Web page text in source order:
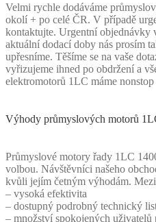
Velmi rychle dodáváme
okolí + po celé ČR. V případě
kontaktujte. Urgentní objednávky
aktuální dodací doby nás prosím
upřesníme. Těšíme se na vaše
vyřizujeme ihned po obdržení a
elektromotorů 1LC máme nonstop
Výhody průmyslových motorů
Průmyslové motory řady 1LC
volbou. Návštěvníci našeho
kvůli jejím četným výhodám.
– vysoká efektivita
– dostupný podrobný technický
– množství spokojených